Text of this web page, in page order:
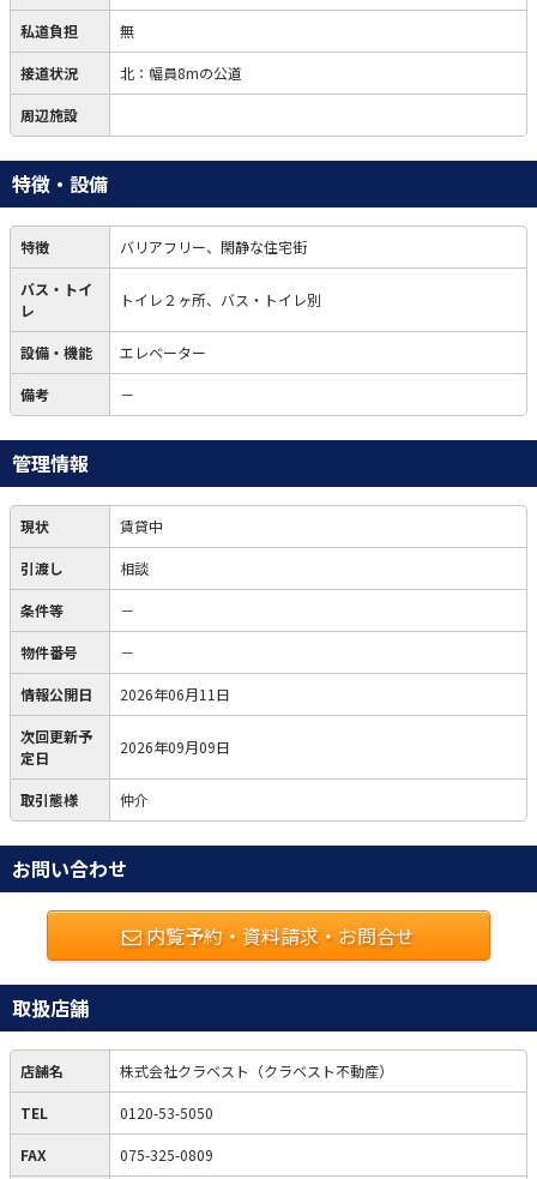
私道負担 無
接道状況 北：幅員8mの公道
周辺施設
特徴・設備
特徴 バリアフリー、閑静な住宅街
バス・トイ
レ
トイレ２ヶ所、バス・トイレ別
設備・機能 エレベーター
備考 －
管理情報
現状 賃貸中
引渡し 相談
条件等 －
物件番号 －
情報公開日 2026年06月11日
次回更新予
定日
2026年09月09日
取引態様 仲介
お問い合わせ
内覧予約・資料請求・お問合せ
取扱店舗
店舗名 株式会社クラベスト（クラベスト不動産）
TEL 0120-53-5050
FAX 075-325-0809